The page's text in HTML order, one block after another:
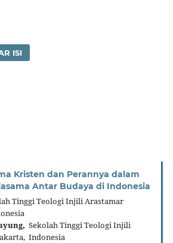
ISI
Kristen dan Perannya dalam
Antar Budaya di Indonesia
Tinggi Teologi Injili Arastamar
Sekolah Tinggi Teologi Injili
Indonesia